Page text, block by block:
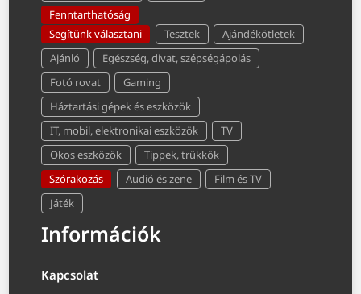
Fenntarthatóság
Segítünk választani
Tesztek
Ajándékötletek
Ajánló
Egészség, divat, szépségápolás
Fotó rovat
Gaming
Háztartási gépek és eszközök
IT, mobil, elektronikai eszközök
TV
Okos eszközök
Tippek, trükkök
Szórakozás
Audió és zene
Film és TV
Játék
Információk
Kapcsolat